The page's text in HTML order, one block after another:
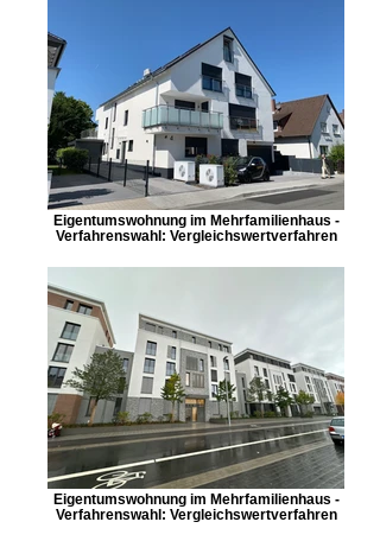
Eigentumswohnung im Mehrfamilienhaus -
Verfahrenswahl: Vergleichswertverfahren
Eigentumswohnung im Mehrfamilienhaus -
Verfahrenswahl: Vergleichswertverfahren